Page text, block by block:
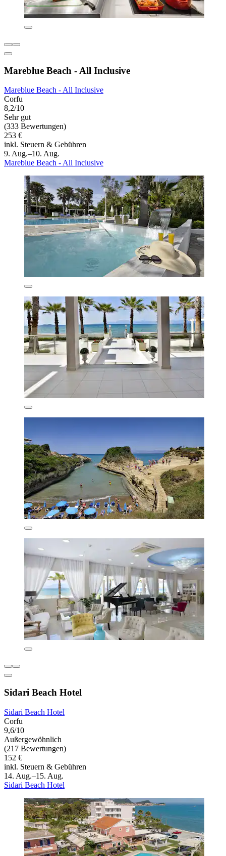
Mareblue Beach - All Inclusive
Mareblue Beach - All Inclusive
Corfu
8,2/10
Sehr gut
(333 Bewertungen)
253 €
inkl. Steuern & Gebühren
9. Aug.–10. Aug.
Mareblue Beach - All Inclusive
Sidari Beach Hotel
Sidari Beach Hotel
Corfu
9,6/10
Außergewöhnlich
(217 Bewertungen)
152 €
inkl. Steuern & Gebühren
14. Aug.–15. Aug.
Sidari Beach Hotel